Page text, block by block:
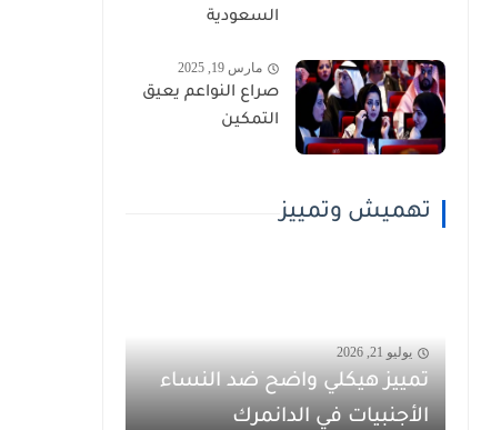
السعودية
مارس 19, 2025
صراع النواعم يعيق
التمكين
تهميش وتمييز
يوليو 21, 2026
تمييز هيكلي واضح ضد النساء
الأجنبيات في الدانمرك